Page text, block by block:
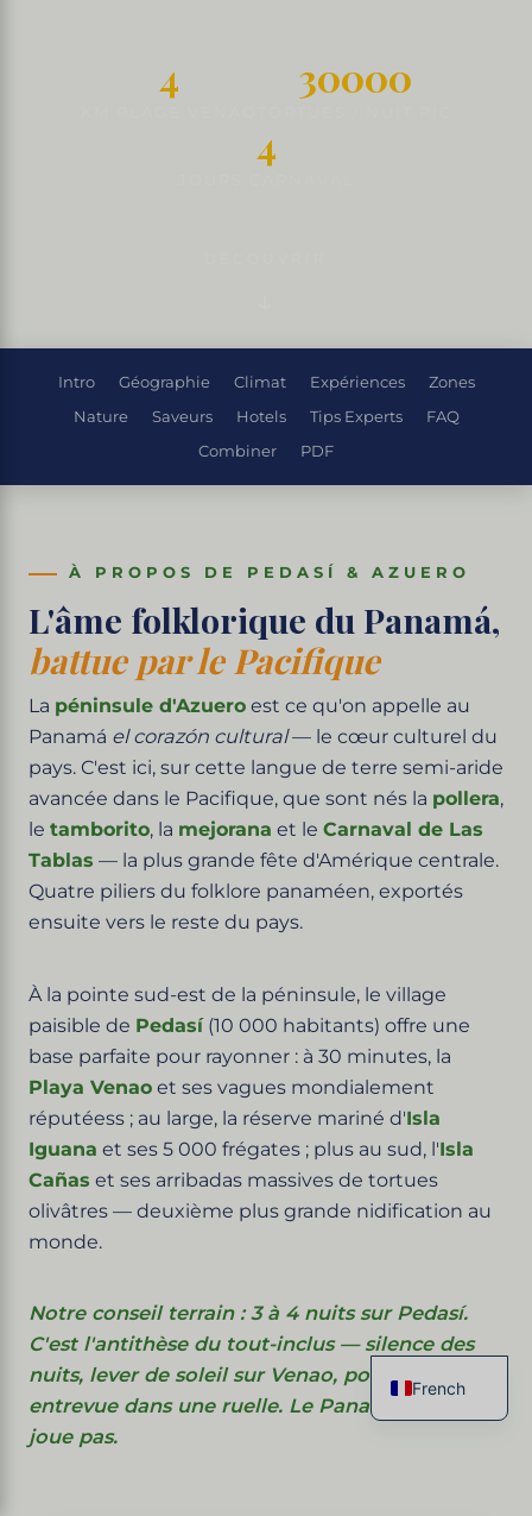
4 30000
4
Intro Géographie Climat Expériences
Zones
Nature
Saveurs Hotels Tips Experts
FAQ
Combiner
PDF
À PROPOS DE PEDASÍ & AZUERO
L'âme folklorique du Panamá,
battue par le Pacifique
La péninsule d'Azuero est ce qu'on appelle au
Panamá el corazón cultural— le cœur culturel du
pays. C'est ici, sur cette langue de terre semi-aride
avancée dans le Pacifique, que sont nés la pollera,
le tamborito, la mejorana et le Carnaval de Las
Tablas — la plus grande fête d'Amérique centrale.
Quatre piliers du folklore panaméen, exportés
ensuite vers le reste du pays.
À la pointe sud-est de la péninsule, le village
paisible de Pedasí(10 000 habitants) offre une
base parfaite pour rayonner : à 30 minutes, la
Playa Venao et ses vagues mondialement
réputéess ; au large, la réserve mariné d'Isla
Iguana et ses 5 000 frégates ; plus au sud, l'Isla
Cañas et ses arribadas massives de tortues
olivâtres — deuxième plus grande nidification au
monde.
Notre conseil terrain : 3 à 4 nuits sur Pedasí.
C'est l'antithèse du tout-inclus — silence des
nuits, lever de soleil sur Venao, pollera
entrevue dans une ruelle. Le Panamá qui ne se
joue pas.
French
English